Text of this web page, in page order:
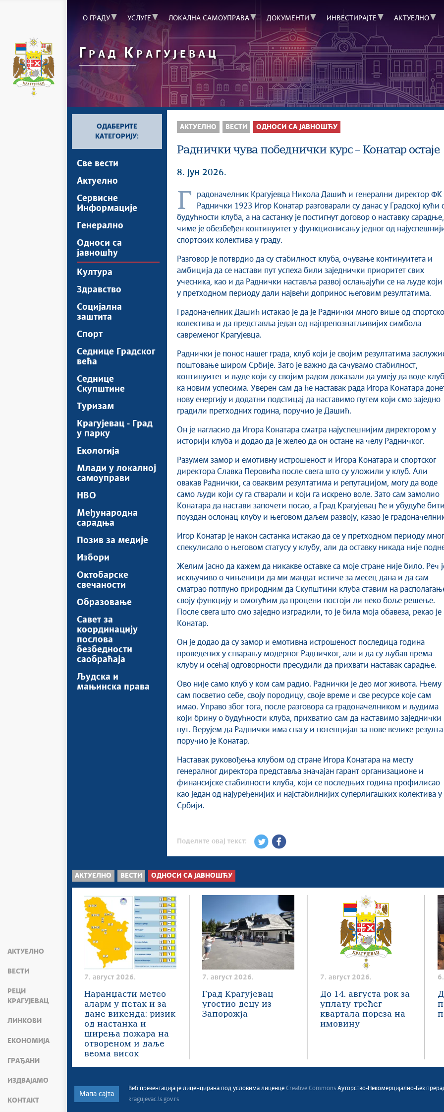
АКТУЕЛНО
ВЕСТИ
РЕЦИ
КРАГУЈЕВАЦ
ЛИНКОВИ
ЕКОНОМИЈА
ГРАЂАНИ
ИЗДВАЈАМО
КОНТАКТ
О ГРАДУ УСЛУГЕ ЛОКАЛНА САМОУПРАВА ДОКУМЕНТИ ИНВЕСТИРАЈТЕ АКТУЕЛНО
Г РАДКРАГУЈЕВАЦ
ОДАБЕРИТЕ
КАТЕГОРИЈУ:
Све вести
Актуелно
Сервисне
Информације
Генерално
Односи са
јавношћу
Култура
Здравство
Социјална
заштита
Спорт
Седнице Градског
већа
Седнице
Скупштине
Туризам
Крагујевац - Град
у парку
Екологија
Млади у локалној
самоуправи
НВО
Међународна
сарадња
Позив за медије
Избори
Октобарске
свечаности
Образовање
Савет за
координацију
послова
безбедности
саобраћаја
Људска и
мањинска права
АКТУЕЛНО ВЕСТИ ОДНОСИ СА ЈАВНОШЋУ
Раднички чува победнички курс – Конатар остаје
8. јун 2026.
Градоначелник Крагујевца Никола Дашић и генерални директор ФК
Раднички 1923 Игор Конатар разговарали су данас у Градској кући
будућности клуба, а на састанку је постигнут договор о наставку сарадње,
чиме је обезбеђен континуитет у функционисању једног од
спортских колектива у граду.
Разговор је потврдио да су стабилност клуба, очување континуитета и
амбиција да се настави пут успеха били заједнички приоритет свих
учесника, као и да Раднички наставља развој ослањајући се на људе који
у претходном периоду дали највећи допринос његовим резултатима.
Градоначелник Дашић истакао је да је Раднички много више од
колектива и да представља један од најпрепознатљивијих симбола
савременог Крагујевца.
Раднички је понос нашег града, клуб који је својим резултатима
поштовање широм Србије. Зато је важно да сачувамо стабилност,
континуитет и људе који су својим радом доказали да умеју да воде клуб
ка новим успесима. Уверен сам да ће наставак рада Игора Конатара
нову енергију и додатни подстицај да наставимо путем који смо заједно
градили претходних година, поручио је Дашић.
Он је нагласио да Игора Конатара сматра најуспешнијим директором у
историји клуба и додао да је желео да он остане на челу Радничког.
Разумем замор и емотивну истрошеност и Игора Конатара и спортског
директора Славка Перовића после свега што су уложили у клуб. Али
овакав Раднички, са оваквим резултатима и репутацијом, могу да воде
само људи који су га стварали и који га искрено воле. Зато сам замолио
Конатара да настави започети посао, а Град Крагујевац ће и убудуће
поуздан ослонац клубу и његовом даљем развоју, казао је
Игор Конатар је након састанка истакао да се у претходном периоду
спекулисало о његовом статусу у клубу, али да оставку никада није
Желим јасно да кажем да никакве оставке са моје стране није било. Реч
искључиво о чињеници да ми мандат истиче за месец дана и да сам
сматрао потпуно природним да Скупштини клуба ставим на
своју функцију и омогућим да процени постоји ли неко боље решење.
После свега што смо заједно изградили, то је била моја обавеза, рекао је
Конатар.
Он је додао да су замор и емотивна истрошеност последица година
проведених у стварању модерног Радничког, али и да су љубав према
клубу и осећај одговорности пресудили да прихвати наставак сарадње.
Ово није само клуб у ком сам радио. Раднички је део мог живота. Њему
сам посветио себе, своју породицу, своје време и све ресурсе које сам
имао. Управо због тога, после разговора са градоначелником и људима
који брину о будућности клуба, прихватио сам да наставимо заједнички
пут. Верујем да Раднички има снагу и потенцијал за нове велике
поручио је Конатар.
Наставак руковођења клубом од стране Игора Конатара на месту
генералног директора представља значајан гарант организационе и
финансијске стабилности клуба, који се последњих година профилисао
као један од најуређенијих и најстабилнијих суперлигашких колектива у
Србији.
Поделите овај текст:
АКТУЕЛНО ВЕСТИ ОДНОСИ СА ЈАВНОШЋУ
7. август 2026.
Наранџасти метео
аларм у петак и за
дане викенда: ризик
од настанка и
ширења пожара на
отвореном и даље
веома висок
7. август 2026.
Град Крагујевац
угостио децу из
Запорожја
7. август 2026.
До 14. августа рок за
уплату трећег
квартала пореза на
имовину
Мапа сајта
Веб презентација jе лиценциранa под условима лиценце Creative Commons Ауторство-Некомерцијално-Без
kragujevac.ls.gov.rs